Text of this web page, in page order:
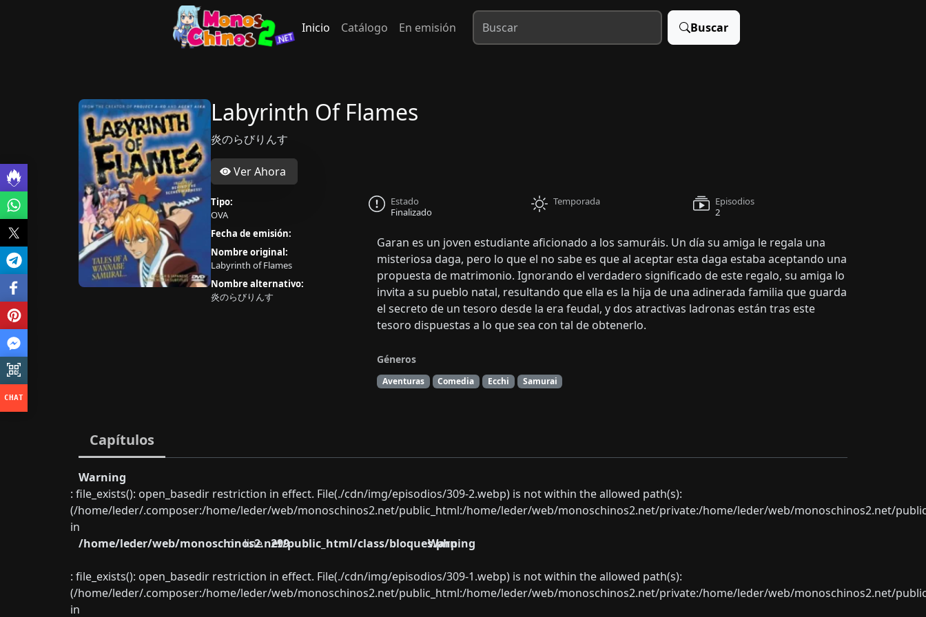
Inicio Catálogo En emisión Buscar
Labyrinth Of Flames
炎のらびりんす
Ver Ahora
Tipo:
OVA
Fecha de emisión:
Nombre original:
Labyrinth of Flames
Nombre alternativo:
炎のらびりんす
Estado
Finalizado
Temporada
Episodios
2
Garan es un joven estudiante aficionado a los samuráis. Un día su amiga le regala una
misteriosa daga, pero lo que el no sabe es que al aceptar esta daga estaba aceptando una
propuesta de matrimonio. Ignorando el verdadero significado de este regalo, su amiga lo
invita a su pueblo natal, resultando que ella es la hija de una adinerada familia que guarda
el secreto de un tesoro desde la era feudal, y dos atractivas ladronas están tras este
tesoro dispuestas a lo que sea con tal de obtenerlo.
Géneros
Aventuras Comedia Ecchi Samurai
Capítulos
Warning
: file_exists(): open_basedir restriction in effect. File(./cdn/img/episodios/309-2.webp) is not within the allowed path(s):
(/home/leder/.composer:/home/leder/web/monoschinos2.net/public_html:/home/leder/web/monoschinos2.net/private:/home/leder/web/monoschinos2.net/
in
/home/leder/web/monoschinos2.net/public_html/class/bloques.php
on line 299 Warning
: file_exists(): open_basedir restriction in effect. File(./cdn/img/episodios/309-1.webp) is not within the allowed path(s):
(/home/leder/.composer:/home/leder/web/monoschinos2.net/public_html:/home/leder/web/monoschinos2.net/private:/home/leder/web/monoschinos2.net/
in